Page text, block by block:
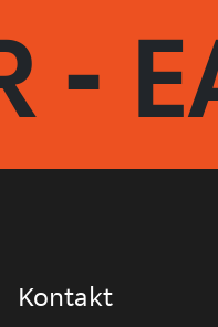
-
Kontakt